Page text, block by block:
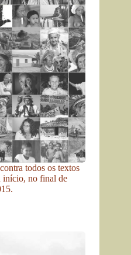
todos os textos
início, no final de